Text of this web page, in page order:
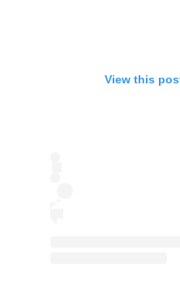
View this